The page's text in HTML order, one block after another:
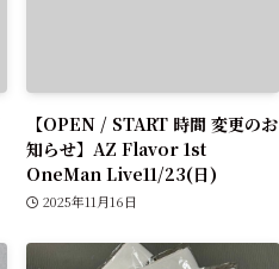
【OPEN / START 時間 変更のお
知らせ】AZ Flavor 1st
OneMan Live11/23(日)
2025年11月16日